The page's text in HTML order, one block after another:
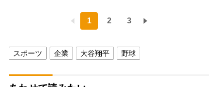
1 2 3
スポーツ 企業 大谷翔平 野球